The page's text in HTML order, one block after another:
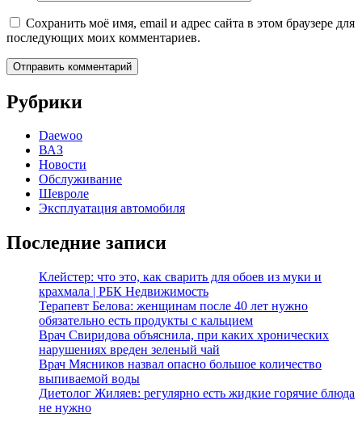
Сохранить моё имя, email и адрес сайта в этом браузере для
последующих моих комментариев.
Рубрики
Daewoo
ВАЗ
Новости
Обслуживание
Шевроле
Эксплуатация автомобиля
Последние записи
Клейстер: что это, как сварить для обоев из муки и
крахмала | РБК Недвижимость
Терапевт Белова: женщинам после 40 лет нужно
обязательно есть продукты с кальцием
Врач Свиридова объяснила, при каких хронических
нарушениях вреден зеленый чай
Врач Мясников назвал опасно большое количество
выпиваемой воды
Диетолог Жиляев: регулярно есть жидкие горячие блюда
не нужно